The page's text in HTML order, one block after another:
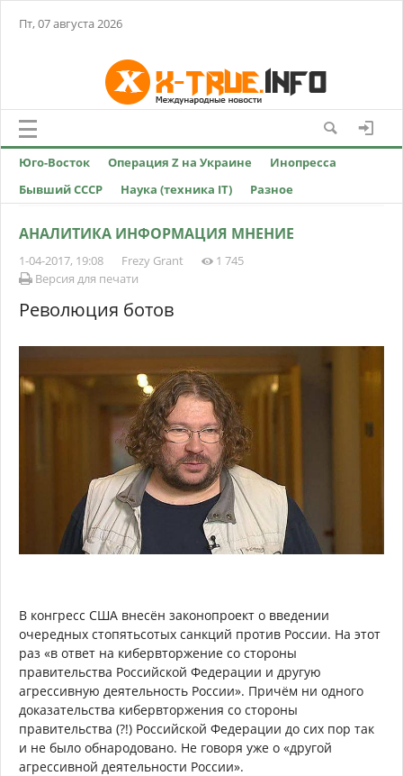
Пт, 07 августа 2026
Юго-Восток Операция Z на Украине
Инопресса
Бывший СССР
Наука (техника IT) Разное
АНАЛИТИКА ИНФОРМАЦИЯ МНЕНИЕ
1-04-2017, 19:08 Frezy Grant
1 745
Версия для печати
Революция ботов
В конгресс США внесён законопроект о введении
очередных стопятьсотых санкций против России. На этот
раз «в ответ на кибервторжение со стороны
правительства Российской Федерации и другую
агрессивную деятельность России». Причём ни одного
доказательства кибервторжения со стороны
правительства (?!) Российской Федерации до сих пор так
и не было обнародовано. Не говоря уже о «другой
агрессивной деятельности России».